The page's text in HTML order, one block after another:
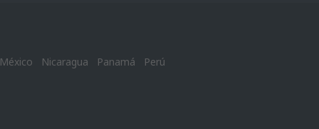
México Nicaragua Panamá Perú